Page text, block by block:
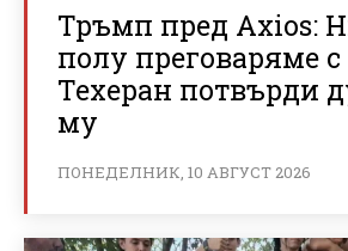
Тръмп пред Axios:
полу преговаряме
Техеран потвърди
му
ПОНЕДЕЛНИК, 10 АВГУСТ 2026